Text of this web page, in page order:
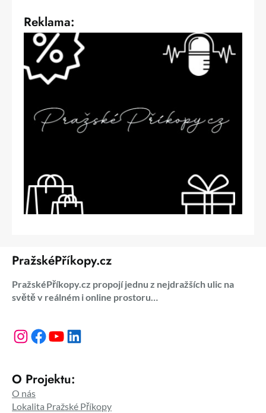
Reklama:
PražskéPříkopy.cz
PražskéPříkopy.cz propojí jednu z nejdražších ulic na
světě v reálném i online prostoru…
Instagram Facebook YouTube LinkedIn
O Projektu:
O nás
Lokalita Pražské Příkopy